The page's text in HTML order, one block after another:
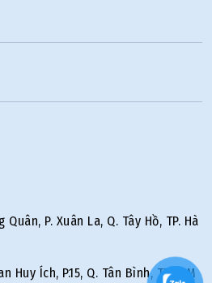
P. Xuân La, Q. Tây Hồ, TP. Hà
Huy Ích, P.15, Q. Tân Bình, TP.HCM